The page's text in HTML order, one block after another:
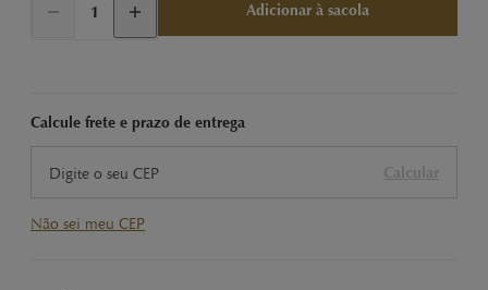
Adicionar à sacola
Calcule frete e prazo de entrega
Calcular
Não sei meu CEP